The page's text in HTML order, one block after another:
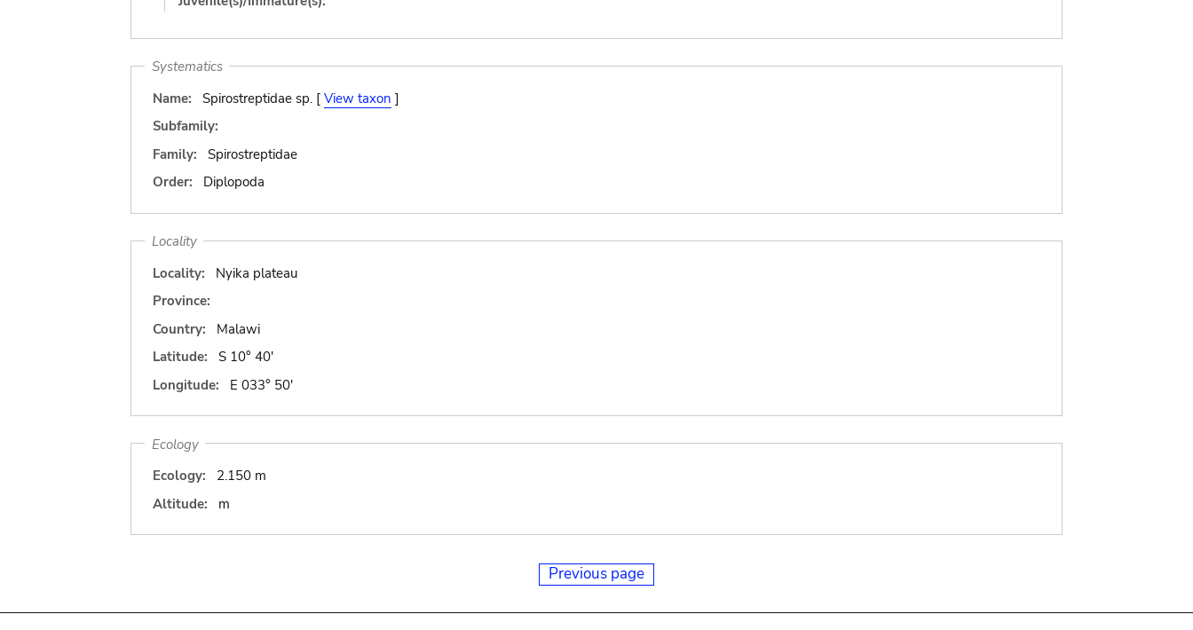
Systematics
Name:
Spirostreptidae sp. [ View taxon ]
Subfamily:
Family:
Spirostreptidae
Order:
Diplopoda
Locality
Locality:
Nyika plateau
Province:
Country:
Malawi
Latitude:
S 10° 40'
Longitude:
E 033° 50'
Ecology
Ecology:
2.150 m
Altitude:
m
Previous page